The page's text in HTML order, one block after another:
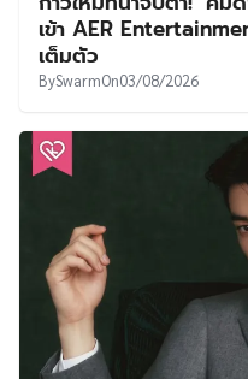
เข้า AER
เต็มตัว
BySwarmOn03/08/2026